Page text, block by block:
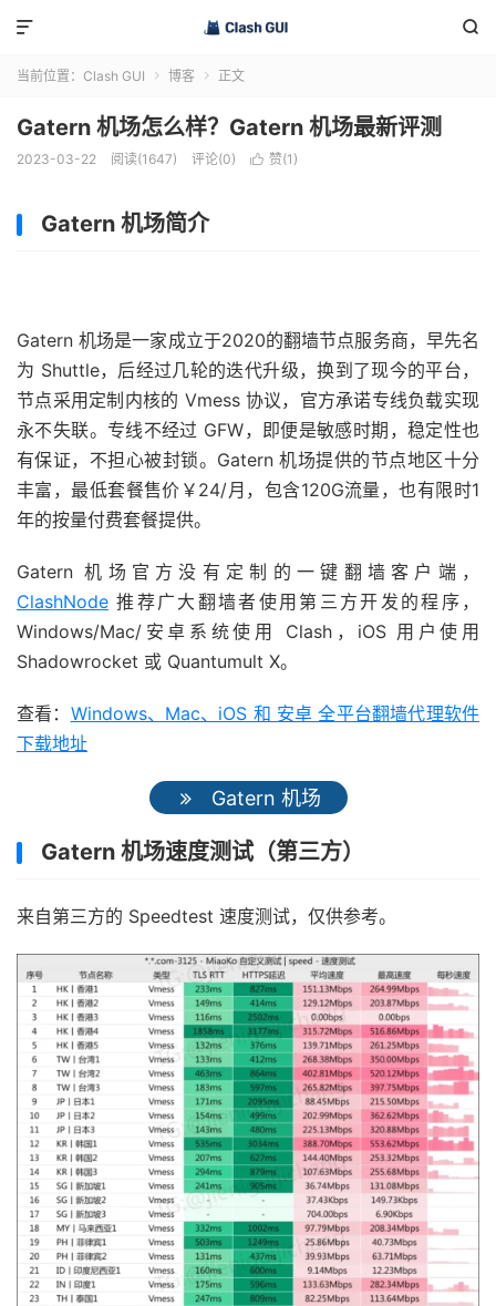


当前位置： Clash GUI  博客  正文
Gatern 机场怎么样？Gatern 机场最新评测
2023-03-22 阅读(1647) 评论(0)  赞(1 )
Gatern 机场简介
Gatern 机场是一家成立于2020的翻墙节点服务商，早先名
为 Shuttle，后经过几轮的迭代升级，换到了现今的平台，
节点采用定制内核的 Vmess 协议，官方承诺专线负载实现
永不失联。专线不经过 GFW，即便是敏感时期，稳定性也
有保证，不担心被封锁。Gatern 机场提供的节点地区十分
丰富，最低套餐售价￥24/月，包含120G流量，也有限时1
年的按量付费套餐提供。
Gatern 机场官方没有定制的一键翻墙客户端，
ClashNode 推荐广大翻墙者使用第三方开发的程序，
Windows/Mac/安卓系统使用 Clash，iOS 用户使用
Shadowrocket 或 Quantumult X。
查看： Windows、Mac、iOS 和 安卓 全平台翻墙代理软件
下载地址
Gatern 机场
Gatern 机场速度测试（第三方）
来自第三方的 Speedtest 速度测试，仅供参考。